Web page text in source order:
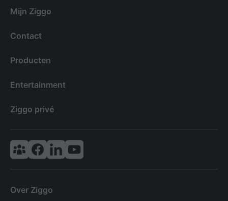
Mijn Ziggo
Contact
Producten
Entertainment
Ziggo privé
Vodafone & Ziggo Community
Ziggo Facebook
VodafoneZiggo LinkedIn
Ziggo YouTube
Over Ziggo